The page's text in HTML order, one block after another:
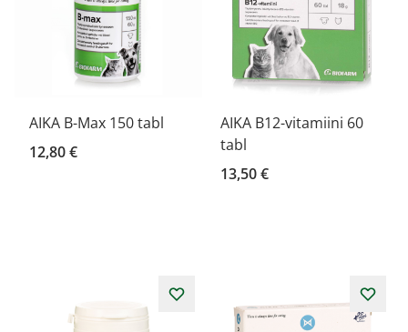
AIKA B-Max 150 tabl
12,80 €
AIKA B12-vitamiini 60
tabl
13,50 €